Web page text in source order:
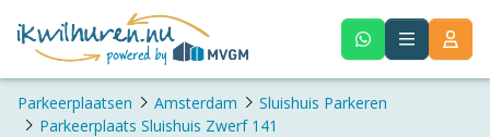
Parkeerplaatsen Amsterdam
Sluishuis Parkeren
Parkeerplaats Sluishuis Zwerf 141